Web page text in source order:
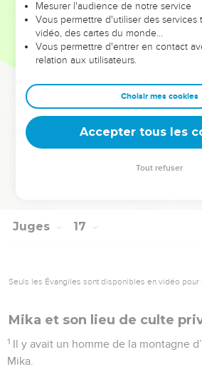
Samson dit : Que je meure avec les
bouta avec force, et l’édifice tomba
peuple qui était là. Ceux qu’il fit périr à
nombreux que ceux qu’il avait tués
Ses frères et toute la maison de son
l’emportèrent. Lorsqu’ils furent
entre Tsorea et Échtaol dans la tombe
Il avait été juge en Israël pendant vingt
© Société biblique française – Bibli’O, 1978, avec
Juges 17
Seuls les Évangiles sont disponibles en vidéo pour
Mika et son lieu de culte
1 Il y avait un homme de la montagne
Mika.
Mesurer l'audience de notre service
Vous permettre d'utiliser des services
vidéo, des cartes du monde…
Vous permettre d'entrer en contact
relation aux utilisateurs.
Choisir mes cookies
Accepter tous les
Tout refuser